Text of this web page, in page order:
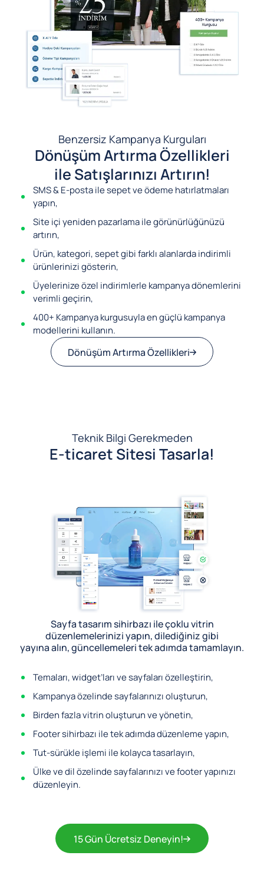
Benzersiz Kampanya Kurguları
Dönüşüm Artırma Özellikleri
ile Satışlarınızı Artırın!
SMS & E-posta ile sepet ve ödeme hatırlatmaları
yapın,
Site içi yeniden pazarlama ile görünürlüğünüzü
artırın,
Ürün, kategori, sepet gibi farklı alanlarda indirimli
ürünlerinizi gösterin,
Üyelerinize özel indirimlerle kampanya dönemlerini
verimli geçirin,
400+ Kampanya kurgusuyla en güçlü kampanya
modellerini kullanın.
Dönüşüm Artırma Özellikleri
Teknik Bilgi Gerekmeden
E-ticaret Sitesi Tasarla!
Sayfa tasarım sihirbazı ile çoklu vitrin
düzenlemelerinizi yapın, dilediğiniz gibi
yayına alın, güncellemeleri tek adımda tamamlayın.
Temaları, widget’ları ve sayfaları özelleştirin,
Kampanya özelinde sayfalarınızı oluşturun,
Birden fazla vitrin oluşturun ve yönetin,
Footer sihirbazı ile tek adımda düzenleme yapın,
Tut-sürükle işlemi ile kolayca tasarlayın,
Ülke ve dil özelinde sayfalarınızı ve footer yapınızı
düzenleyin.
15 Gün Ücretsiz Deneyin!